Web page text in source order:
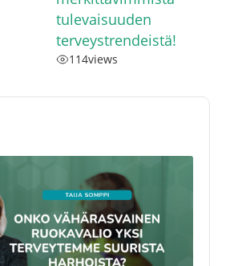
tulevaisuuden
terveystrendeistä!
114views